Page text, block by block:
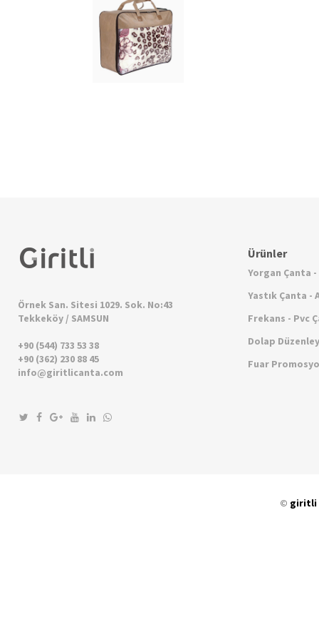
Örnek San. Sitesi 1029. Sok. No:43
Tekkeköy / SAMSUN
+90 (544) 733 53 38
+90 (362) 230 88 45
info@giritlicanta.com
Ürünler
Yorgan Çanta
Yastık Çanta -
Frekans - Pvc
Dolap
Fuar
© giritli